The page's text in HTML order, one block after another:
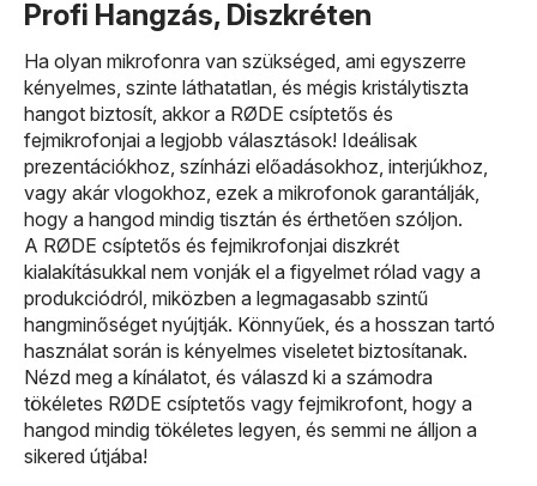
Profi Hangzás, Diszkréten
Ha olyan mikrofonra van szükséged, ami egyszerre
kényelmes, szinte láthatatlan, és mégis kristálytiszta
hangot biztosít, akkor a RØDE csíptetős és
fejmikrofonjai a legjobb választások! Ideálisak
prezentációkhoz, színházi előadásokhoz, interjúkhoz,
vagy akár vlogokhoz, ezek a mikrofonok garantálják,
hogy a hangod mindig tisztán és érthetően szóljon.
A RØDE csíptetős és fejmikrofonjai diszkrét
kialakításukkal nem vonják el a figyelmet rólad vagy a
produkciódról, miközben a legmagasabb szintű
hangminőséget nyújtják. Könnyűek, és a hosszan tartó
használat során is kényelmes viseletet biztosítanak.
Nézd meg a kínálatot, és válaszd ki a számodra
tökéletes RØDE csíptetős vagy fejmikrofont, hogy a
hangod mindig tökéletes legyen, és semmi ne álljon a
sikered útjába!